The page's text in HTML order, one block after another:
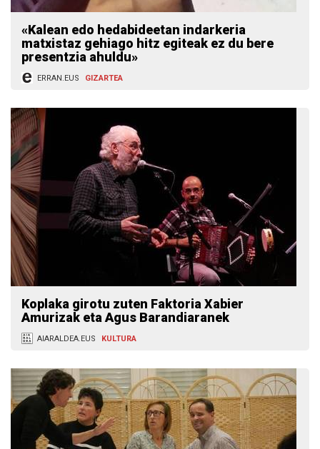
«Kalean edo hedabideetan indarkeria
matxistaz gehiago hitz egiteak ez du bere
presentzia ahuldu»
ERRAN.EUS GIZARTEA
Koplaka girotu zuten Faktoria Xabier
Amurizak eta Agus Barandiaranek
AIARALDEA.EUS KULTURA